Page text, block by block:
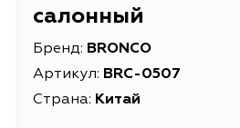
салонный
Бренд: BRONCO
Артикул: BRC-0507
Страна: Китай